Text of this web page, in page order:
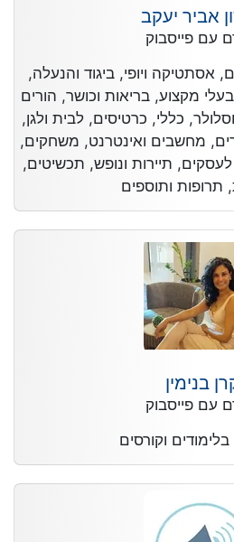
אביר יעקב
עם פייסבוק
אסתטיקה ויופי, ביגוד והנעלה,
מקצוע, בריאות וכושר, הורים
כללי, כרטיסים, לבית ולגן,
מחשבים ואינטרנט, משחקים,
לעסקים, תיירות ונופש, תכשיטים,
תרופות ותוספים
בנימין
עם פייסבוק
וקורסים